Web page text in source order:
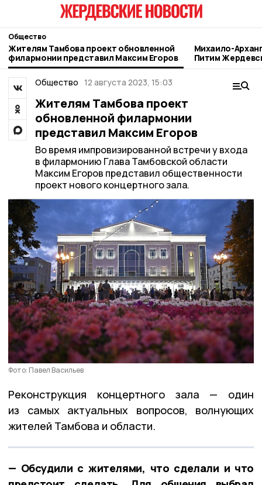
Общество
Жителям Тамбова проект обновленной
филармонии представил Максим Егоров
Михаило-
Питим
паломничества
Общество 12 августа 2023, 15:03
Жителям Тамбова проект
обновленной филармонии
представил Максим Егоров
Во время импровизированной встречи у входа
в филармонию Глава Тамбовской области
Максим Егоров представил общественности
проект нового концертного зала.
Фото: Павел Васильев
Реконструкция концертного зала — один
из самых актуальных вопросов, волнующих
жителей Тамбова и области.
— Обсудили с жителями, что сделали и что